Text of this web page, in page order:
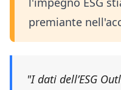
premiante
"I dati dell’ESG